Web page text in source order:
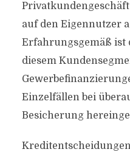
auf den Eigennutzer
Erfahrungsgemäß ist
diesem
Einzelfällen bei
Besicherung